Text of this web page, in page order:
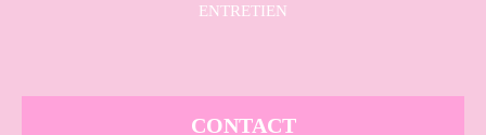
ENTRETIEN
CONTACT